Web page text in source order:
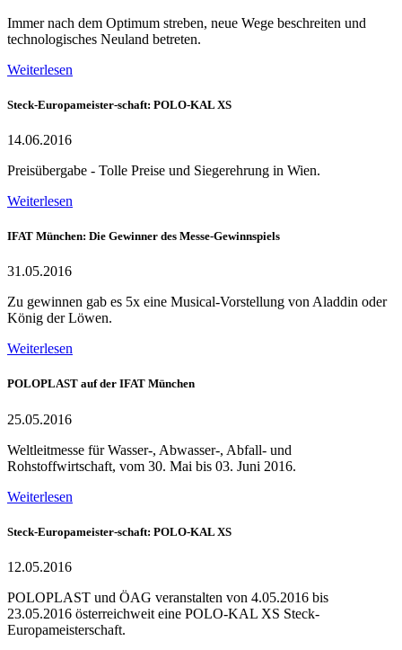
Immer nach dem Optimum streben, neue Wege beschreiten und
technologisches Neuland betreten.
Weiterlesen
Steck-Europameister-schaft: POLO-KAL XS
14.06.2016
Preisübergabe - Tolle Preise und Siegerehrung in Wien.
Weiterlesen
IFAT München: Die Gewinner des Messe-Gewinnspiels
31.05.2016
Zu gewinnen gab es 5x eine Musical-Vorstellung von Aladdin oder
König der Löwen.
Weiterlesen
POLOPLAST auf der IFAT München
25.05.2016
Weltleitmesse für Wasser-, Abwasser-, Abfall- und
Rohstoffwirtschaft, vom 30. Mai bis 03. Juni 2016.
Weiterlesen
Steck-Europameister-schaft: POLO-KAL XS
12.05.2016
POLOPLAST und ÖAG veranstalten von 4.05.2016 bis
23.05.2016 österreichweit eine POLO-KAL XS Steck-
Europameisterschaft.